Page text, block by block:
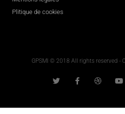
Plitique de cookies
GPSMI © 2018 All rights reserved -